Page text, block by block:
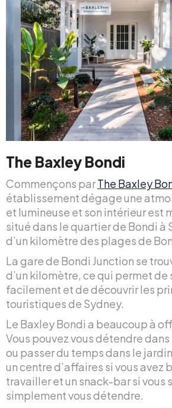
The Baxley Bondi
Commençons parThe Baxley
établissement dégage une
et lumineuse et son intérieur est
situé dans le quartier de Bondi à
d’un kilomètre des plages de
La gare de Bondi Junction se
d’un kilomètre, ce qui permet
facilement et de découvrir les
touristiques de Sydney.
Le Baxley Bondi a beaucoup à
Vous pouvez vous détendre
ou passer du temps dans le
un centre d’affaires si vous avez
travailler et un snack-bar si vous
simplement vous détendre.